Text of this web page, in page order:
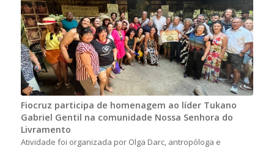
Fiocruz participa de homenagem ao líder Tukano
Gabriel Gentil na comunidade Nossa Senhora do
Livramento
Atividade foi organizada por Olga Darc, antropóloga e